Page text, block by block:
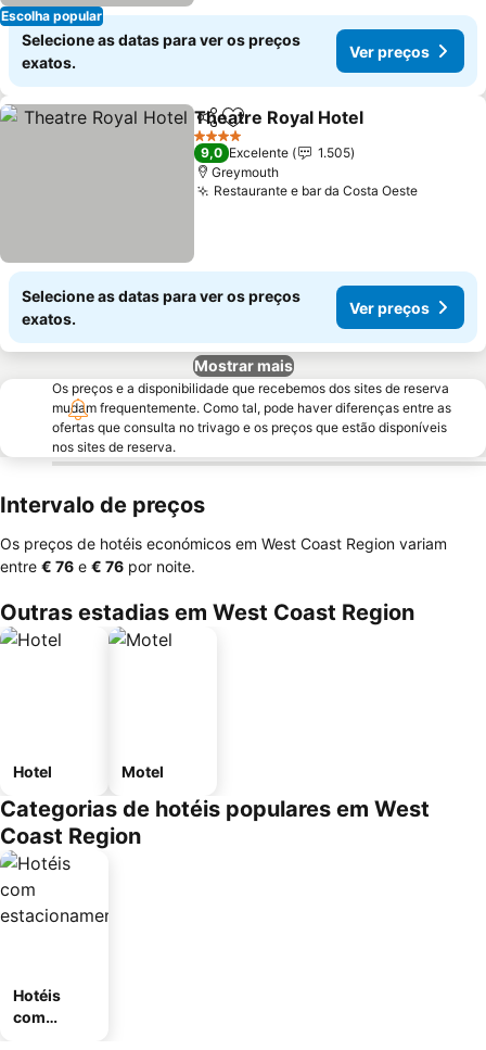
Escolha popular
Selecione as datas para ver os preços
exatos.
Ver preços
PartilharAdicionar aos favoritos
Theatre Royal Hotel
4 Estrelas
9,0 Excelente
1.505
Greymouth
Restaurante e bar da Costa Oeste
Selecione as datas para ver os preços
exatos.
Ver preços
Mostrar mais
Os preços e a disponibilidade que recebemos dos sites de reserva
mudam frequentemente. Como tal, pode haver diferenças entre as
ofertas que consulta no trivago e os preços que estão disponíveis
nos sites de reserva.
Intervalo de preços
Os preços de hotéis económicos em West Coast Region variam
entre ‎€ 76 e ‎€ 76 por noite.
Outras estadias em West Coast Region
Hotel Motel
Categorias de hotéis populares em West
Coast Region
Hotéis
com